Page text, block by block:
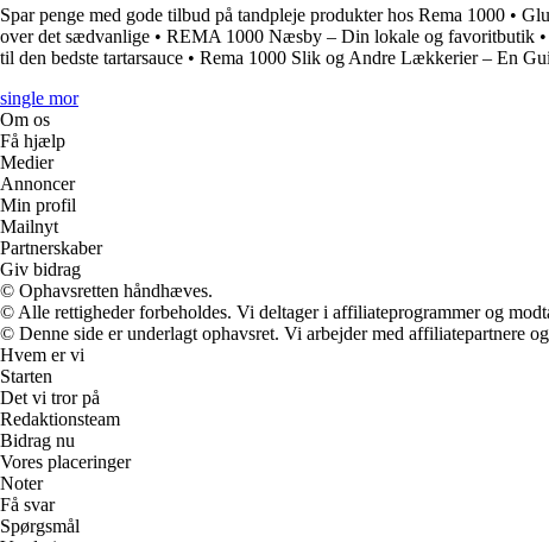
Spar penge med gode tilbud på tandpleje produkter hos Rema 1000 •
over det sædvanlige • REMA 1000 Næsby – Din lokale og favoritbutik •
til den bedste tartarsauce • Rema 1000 Slik og Andre Lækkerier – En
single mor
Om os
Få hjælp
Medier
Annoncer
Min profil
Mailnyt
Partnerskaber
Giv bidrag
© Ophavsretten håndhæves.
© Alle rettigheder forbeholdes. Vi deltager i affiliateprogrammer og
© Denne side er underlagt ophavsret. Vi arbejder med affiliatepartnere
Hvem er vi
Starten
Det vi tror på
Redaktionsteam
Bidrag nu
Vores placeringer
Noter
Få svar
Spørgsmål